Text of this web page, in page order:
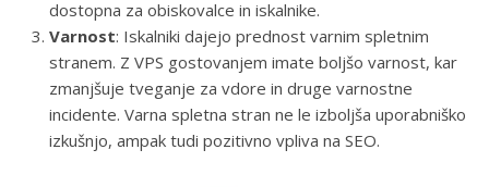
dostopna za obiskovalce in iskalnike.
Varnost: Iskalniki dajejo prednost varnim spletnim
stranem. Z VPS gostovanjem imate boljšo varnost, kar
zmanjšuje tveganje za vdore in druge varnostne
incidente. Varna spletna stran ne le izboljša uporabniško
izkušnjo, ampak tudi pozitivno vpliva na SEO.